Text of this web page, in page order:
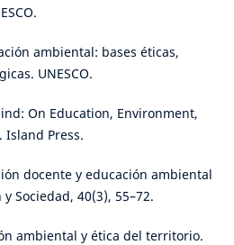
ambiental: bases éticas,
UNESCO.
On Education, Environment,
Island Press.
docente y educación ambiental
Sociedad, 40(3), 55–72.
ambiental y ética del territorio.